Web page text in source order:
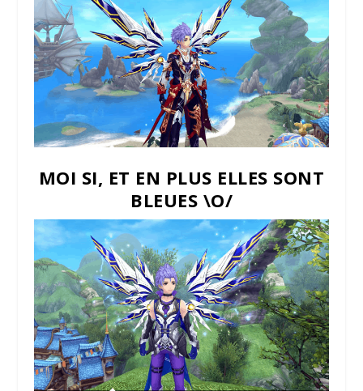
MOI SI, ET EN PLUS ELLES SONT
BLEUES \O/